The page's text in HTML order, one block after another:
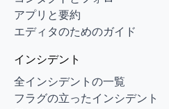
アプリと要約
エディタのためのガイド
インシデント
全インシデントの一覧
フラグの立ったインシデント